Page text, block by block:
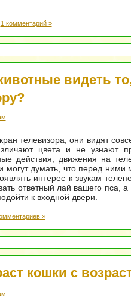
1 комментарий »
видеть
телевизора, они видят
цвета и не узнают
действия, движения на
могут думать, что перед ними
интерес к звукам
ответный лай вашего пса, а
к входной двери.
»
кошки с